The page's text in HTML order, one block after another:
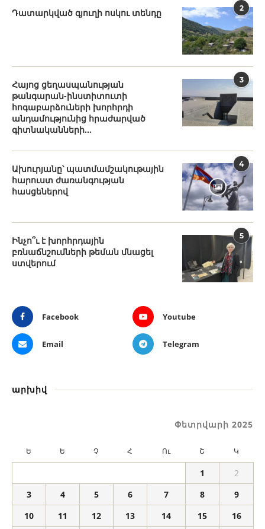
2
Դատարկված գյուղի ոսկու տենդը
3
Հայոց ցեղասպանության
թանգարան-ինստիտուտի
հոգաբարձուների խորհրդի
անդամությունից հրաժարված
գիտնականների...
4
Ախուրյանը՝ պատմամշակութային
հարուստ ժառանգության
հասցեներով
5
Ինչո՞ւ է խորհրդային
բռնաճնշումների թեման մնացել
ստվերում
Facebook Youtube
Email Telegram
արխիվ
Փետրվարի 2025
Ե Ե Չ Հ Ու Շ Կ
1
2
3
4 5 6 7 8
9
10
11 12 13 14 15 16